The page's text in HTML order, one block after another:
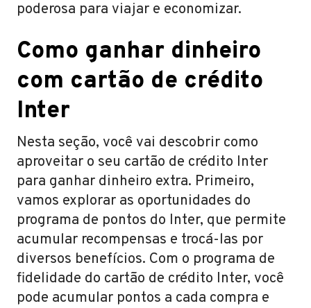
poderosa para viajar e economizar.
Como ganhar dinheiro
com cartão de crédito
Inter
Nesta seção, você vai descobrir como
aproveitar o seu cartão de crédito Inter
para ganhar dinheiro extra. Primeiro,
vamos explorar as oportunidades do
programa de pontos do Inter, que permite
acumular recompensas e trocá-las por
diversos benefícios. Com o programa de
fidelidade do cartão de crédito Inter, você
pode acumular pontos a cada compra e